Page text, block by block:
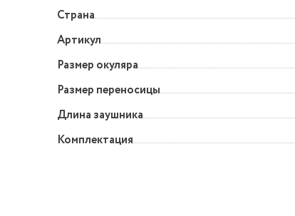
Страна
Артикул
Размер окуляра
Размер переносицы
Длина заушника
Комплектация